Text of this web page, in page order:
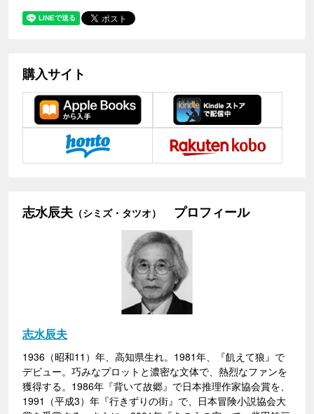
購入サイト
志水辰夫 （シミズ・タツオ） プロフィール
志水辰夫
1936（昭和11）年、高知県生れ。1981年、『飢えて狼』で
デビュー。巧みなプロットと濃密な文体で、熱烈なファンを
獲得する。1986年『背いて故郷』で日本推理作家協会賞を、
1991（平成3）年『行きずりの街』で、日本冒険小説協会大